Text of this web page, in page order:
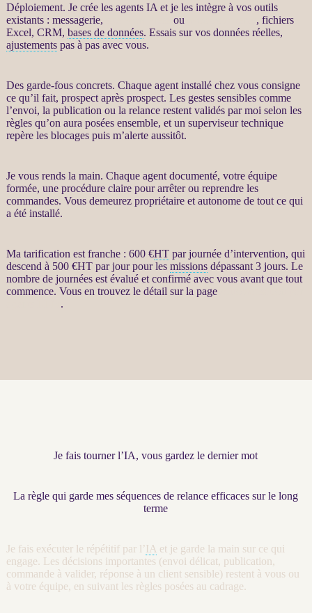
Déploiement. Je crée les agents IA et je les intègre à vos outils
existants : messagerie,
ou
, fichiers
Excel, CRM, bases de données. Essais sur vos donnéesréelles,
ajustementspas à pas avec vous.
Des garde-fousconcrets. Chaque agentinstallé chez vous consigne
ce qu’il fait, prospectaprès prospect. Les gestes sensibles comme
l’envoi, la publication ou la relancerestent validés par moi selon les
règles qu’on aura posées ensemble, et un superviseur technique
repère les blocages puis m’alerteaussitôt.
Je vous rends la main. Chaque agentdocumenté, votre équipe
formée, une procédure claire pour arrêter ou reprendre les
commandes. Vous demeurez propriétaire et autonome de tout ce qui
a été installé.
Ma tarification est franche : 600 €HTpar journée d’intervention, qui
descend à 500 €HTpar jour pour les missionsdépassant 3 jours. Le
nombre de journées est évalué et confirmé avec vous avant que tout
commence. Vous en trouvez le détail sur la page
.
Je fais tourner l’IA, vous gardez le dernier mot
La règle qui garde mes séquences de relance efficaces sur le long
terme
Je fais exécuter le répétitif par l’IA et je garde la main sur ce qui
engage. Les décisions importantes (envoi délicat, publication,
commande à valider, réponse à un client sensible) restent à vous ou
à votre équipe, en suivant les règles posées au cadrage.